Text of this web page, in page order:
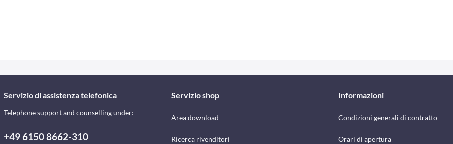
Servizio di assistenza telefonica
Telephone support and counselling under:
+49 6150 8662-310
Servizio shop
Area download
Ricerca rivenditori
Informazioni
Condizioni generali di contratto
Orari di apertura